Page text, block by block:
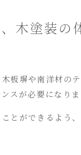
木塗装の
板塀や南洋材の
スが必要になりま
とができるよう